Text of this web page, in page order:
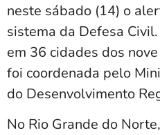
neste sábado (14) o
sistema da Defesa
em 36 cidades dos
foi coordenada pelo
do Desenvolvimento
No Rio Grande do